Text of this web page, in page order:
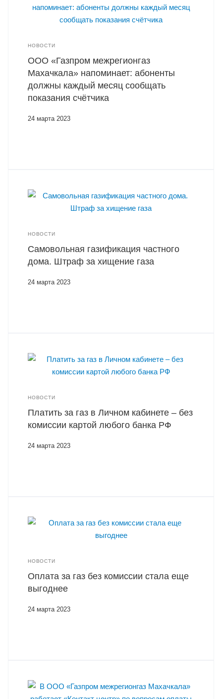
НОВОСТИ
ООО «Газпром межрегионгаз
Махачкала» напоминает: абоненты
должны каждый месяц сообщать
показания счётчика
24 марта 2023
НОВОСТИ
Самовольная газификация частного
дома. Штраф за хищение газа
24 марта 2023
НОВОСТИ
Платить за газ в Личном кабинете – без
комиссии картой любого банка РФ
24 марта 2023
НОВОСТИ
Оплата за газ без комиссии стала еще
выгоднее
24 марта 2023